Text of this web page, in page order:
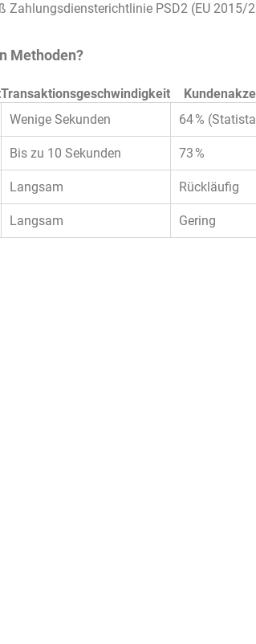
Zahlungsdiensterichtlinie PSD2 (EU 2015/
Methoden?
Transaktionsgeschwindigkeit
Wenige Sekunden 64 %
Bis zu 10 Sekunden 73 %
Langsam Rückläufig
Langsam Gering